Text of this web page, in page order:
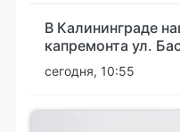
В Калининграде
капремонта ул.
сегодня, 10:55